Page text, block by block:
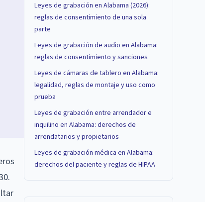
Leyes de grabación en Alabama (2026):
reglas de consentimiento de una sola
parte
Leyes de grabación de audio en Alabama:
reglas de consentimiento y sanciones
Leyes de cámaras de tablero en Alabama:
legalidad, reglas de montaje y uso como
prueba
Leyes de grabación entre arrendador e
inquilino en Alabama: derechos de
arrendatarios y propietarios
Leyes de grabación médica en Alabama:
derechos del paciente y reglas de HIPAA